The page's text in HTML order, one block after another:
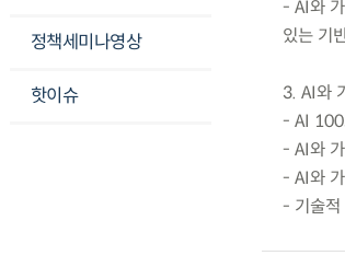
정책세미나영상
핫이슈
- AI와
있는 기
3. AI와
- AI 100
- AI와
- AI와
- 기술적